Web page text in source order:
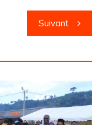
Suivant